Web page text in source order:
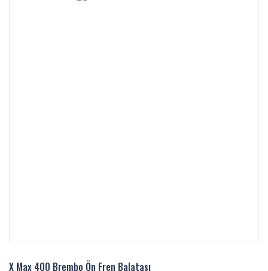
X Max 400 Brembo Ön Fren Balatası